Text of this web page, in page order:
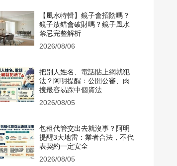
【風水特輯】鏡子會招陰嗎？
鏡子放錯會破財嗎？鏡子風水
禁忌完整解析
2026/08/06
把別人姓名、電話貼上網就犯
法？阿明提醒：公開公審、肉
搜最容易踩中個資法
2026/08/05
包租代管交出去就沒事？阿明
提醒3大地雷：業者合法，不代
表契約一定安全
2026/08/05